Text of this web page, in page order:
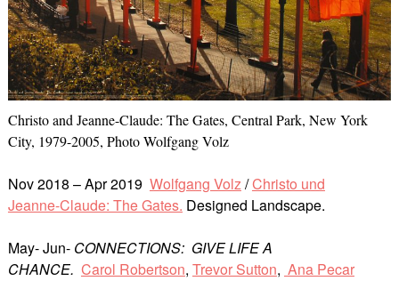
Christo and Jeanne-Claude: The Gates, Central Park, New York
City, 1979-2005, Photo Wolfgang Volz
Nov 2018 – Apr 2019 Wolfgang Volz/Christo und
Jeanne-Claude: The Gates. Designed Landscape.
May- Jun- CONNECTIONS: GIVE LIFE A
CHANCE. Carol Robertson, Trevor Sutton, Ana Pecar